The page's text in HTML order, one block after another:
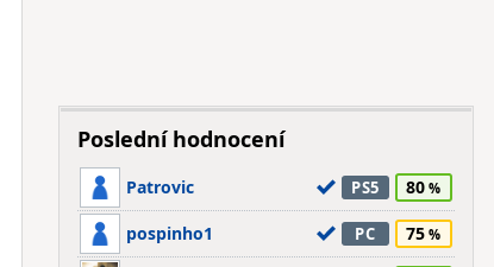
Poslední hodnocení
Patrovic PS5 80
pospinho1 PC 75